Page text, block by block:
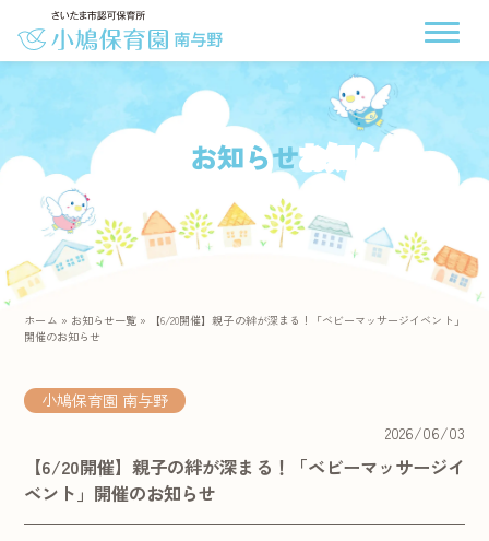
お知らせ
ホーム » お知らせ一覧 »
【6/20開催】親子の絆が深まる！「ベビーマッサージイベント」
開催のお知らせ
小鳩保育園 南与野
2026/06/03
【6/20開催】親子の絆が深まる！「ベビーマッサージイ
ベント」開催のお知らせ